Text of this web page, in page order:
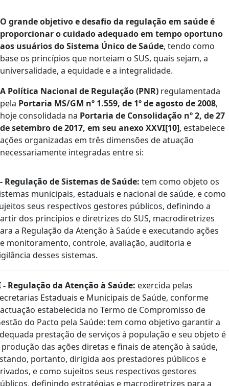
O grande objetivo e desafio da regulação em saúde é
proporcionar o cuidado adequado em tempo oportuno
aos usuários do Sistema Único de Saúde, tendo como
base os princípios que norteiam o SUS, quais sejam, a
universalidade, a equidade e a integralidade.
A Política Nacional de Regulação (PNR) regulamentada
pela Portaria MS/GM nº 1.559, de 1º de agosto de 2008,
hoje consolidada na Portaria de Consolidação nº 2, de 27
de setembro de 2017, em seu anexo XXVI[10], estabelece
ações organizadas em três dimensões de atuação
necessariamente integradas entre si:
Regulação de Sistemas de Saúde: tem como objeto os
municipais, estaduais e nacional de saúde, e como
seus respectivos gestores públicos, definindo a
dos princípios e diretrizes do SUS, macrodiretrizes
a Regulação da Atenção à Saúde e executando ações
monitoramento, controle, avaliação, auditoria e
desses sistemas.
- Regulação da Atenção à Saúde: exercida pelas
Estaduais e Municipais de Saúde, conforme
estabelecida no Termo de Compromisso de
do Pacto pela Saúde: tem como objetivo garantir a
prestação de serviços à população e seu objeto é
produção das ações diretas e finais de atenção à saúde,
portanto, dirigida aos prestadores públicos e
e como sujeitos seus respectivos gestores
definindo estratégias e macrodiretrizes para a